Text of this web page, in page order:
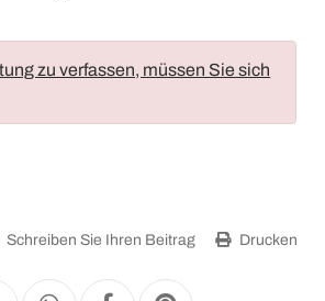
zu verfassen, müssen Sie sich
Schreiben Sie Ihren Beitrag Drucken